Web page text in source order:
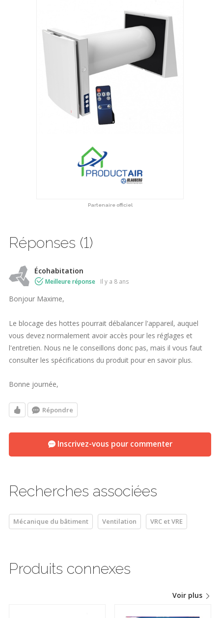
Partenaire officiel
Réponses (1)
Écohabitation
Meilleure réponse il y a 8 ans
Bonjour Maxime,
Le blocage des hottes pourrait débalancer l'appareil, auquel
vous devez normalement avoir accès pour les réglages et
l'entretien. Nous ne le conseillons donc pas, mais il vous faut
consulter les spécifications du produit pour en savoir plus.
Bonne journée,
Répondre
Inscrivez-vous pour commenter
Recherches associées
Mécanique du bâtiment Ventilation VRC et VRE
Produits connexes
Voir plus